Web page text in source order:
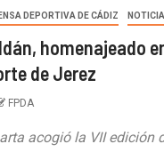
DEPORTIVA DE CÁDIZ
homenajeado
de Jerez
FPDA
acogió la VII edición